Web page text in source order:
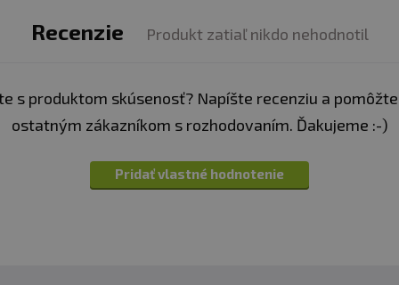
Recenzie Produkt zatiaľ nikdo nehodnotil
s produktom skúsenosť? Napíšte recenziu a
ostatným zákazníkom s rozhodovaním. Ďakujeme :-)
Pridať vlastné hodnotenie